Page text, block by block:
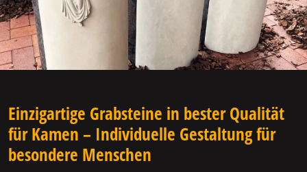
Einzigartige Grabsteine in bester Qualität
für Kamen – Individuelle Gestaltung für
besondere Menschen